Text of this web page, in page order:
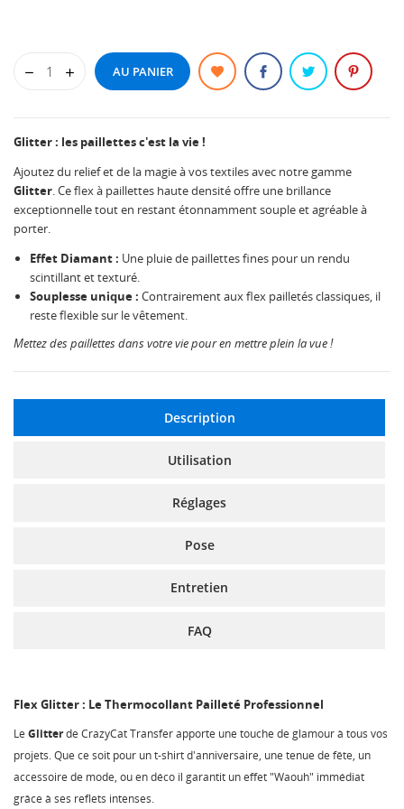
AU PANIER
Glitter : les paillettes c'est la vie !
Ajoutez du relief et de la magie à vos textiles avec notre gamme
Glitter. Ce flex à paillettes haute densité offre une brillance
exceptionnelle tout en restant étonnamment souple et agréable à
porter.
Effet Diamant : Une pluie de paillettes fines pour un rendu
scintillant et texturé.
Souplesse unique : Contrairement aux flex pailletés classiques, il
reste flexible sur le vêtement.
Mettez des paillettes dans votre vie pour en mettre plein la vue !
Description
Utilisation
Réglages
Pose
Entretien
FAQ
Flex Glitter : Le Thermocollant Pailleté Professionnel
Le Glitterde CrazyCat Transfer apporte une touche de glamour à tous vos
projets. Que ce soit pour un t-shirt d'anniversaire, une tenue de fête, un
accessoire de mode, ou en déco il garantit un effet "Waouh" immédiat
grâce à ses reflets intenses.